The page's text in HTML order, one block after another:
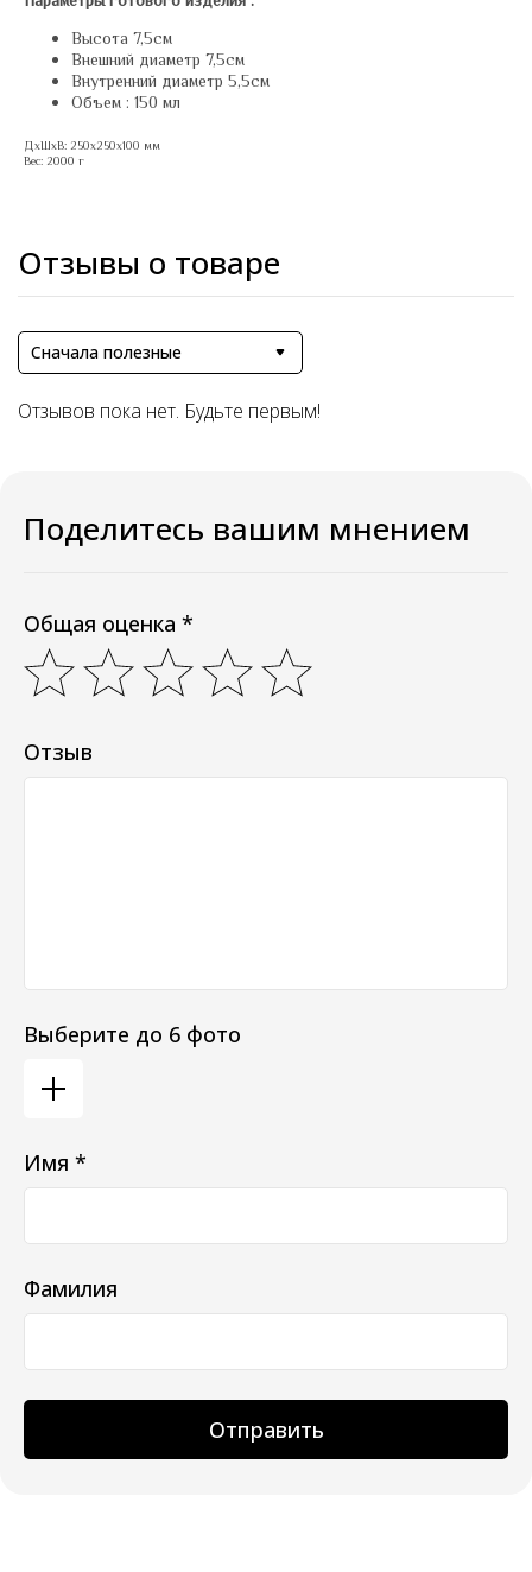
Высота 7,5см
Внешний диаметр 7,5см
Внутренний диаметр 5,5см
Объем : 150 мл
ДxШxВ: 250x250x100 мм
Вес: 2000 г
Отзывы о товаре
Сначала полезные
Отзывов пока нет. Будьте первым!
Поделитесь вашим мнением
Общая оценка *
Отзыв
Выберите до 6 фото
Имя *
Фамилия
Отправить